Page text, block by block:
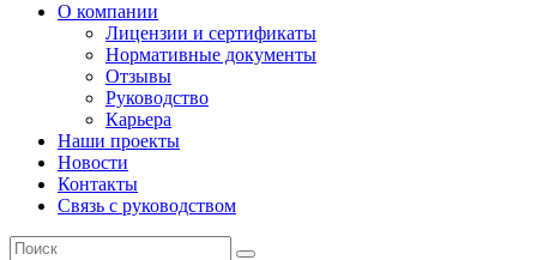
О компании
Лицензии и сертификаты
Нормативные документы
Отзывы
Руководство
Карьера
Наши проекты
Новости
Контакты
Связь с руководством